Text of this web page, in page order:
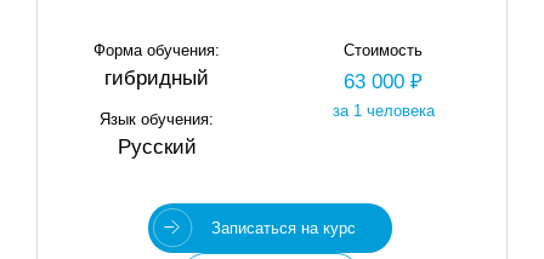
Форма обучения:
гибридный
Язык обучения:
Русский
Стоимость
63 000 ₽
за 1 человека
Записаться на курс